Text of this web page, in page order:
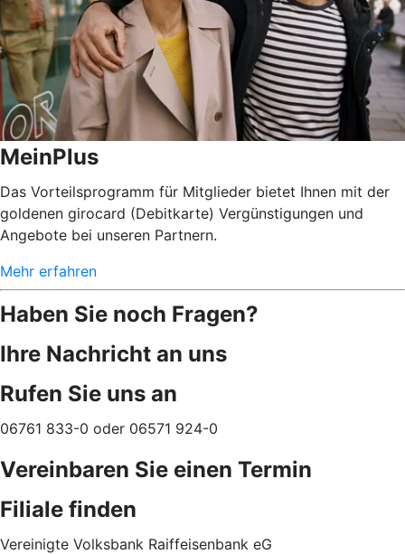
MeinPlus
Das Vorteilsprogramm für Mitglieder bietet Ihnen mit der
goldenen girocard (Debitkarte) Vergünstigungen und
Angebote bei unseren Partnern.
Mehr erfahren
Haben Sie noch Fragen?
Ihre Nachricht an uns
Rufen Sie uns an
06761 833-0 oder 06571 924-0
Vereinbaren Sie einen Termin
Filiale finden
Vereinigte Volksbank Raiffeisenbank eG